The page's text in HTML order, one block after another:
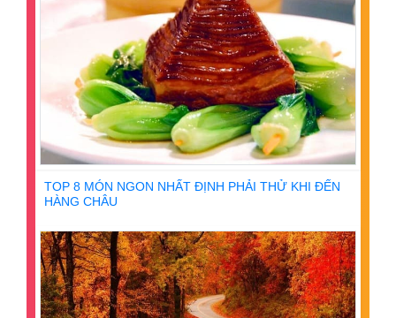
TOP 8 MÓN NGON NHẤT ĐỊNH PHẢI THỬ KHI ĐẾN
HÀNG CHÂU